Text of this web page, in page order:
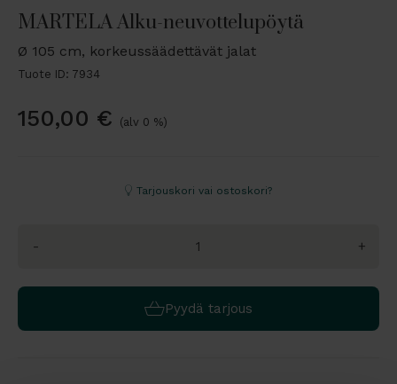
MARTELA Alku-neuvottelupöytä
Ø 105 cm, korkeussäädettävät jalat
Tuote ID: 7934
150,00 € (alv 0 %)
Tarjouskori vai ostoskori?
- +
Pyydä tarjous